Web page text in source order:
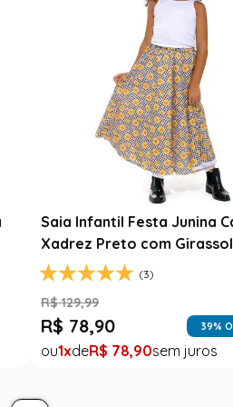
Fantasia Noiva Junina
Branca com Véu e Laços
R$ 139 99
R$ 79 , 99
R$